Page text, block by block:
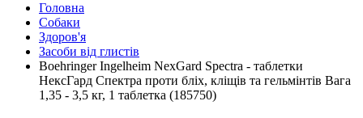
Головна
Собаки
Здоров'я
Засоби від глистів
Boehringer Ingelheim NexGard Spectra - таблетки
НексГард Спектра проти бліх, кліщів та гельмінтів Вага
1,35 - 3,5 кг, 1 таблетка (185750)